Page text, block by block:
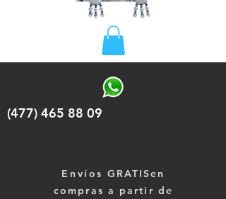
(477) 465 88 09
Envíos GRATISen
compras a partir de